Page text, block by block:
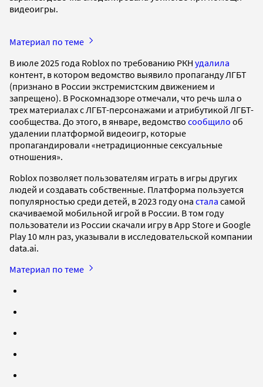
видеоигры.
Материал по теме
В июле 2025 года Roblox по требованию РКН удалила
контент, в котором ведомство выявило пропаганду ЛГБТ
(признано в России экстремистским движением и
запрещено). В Роскомнадзоре отмечали, что речь шла о
трех материалах с ЛГБТ-персонажами и атрибутикой ЛГБТ-
сообщества. До этого, в январе, ведомство сообщило об
удалении платформой видеоигр, которые
пропагандировали «нетрадиционные сексуальные
отношения».
Roblox позволяет пользователям играть в игры других
людей и создавать собственные. Платформа пользуется
популярностью среди детей, в 2023 году она стала самой
скачиваемой мобильной игрой в России. В том году
пользователи из России скачали игру в App Store и Google
Play 10 млн раз, указывали в исследовательской компании
data.ai.
Материал по теме